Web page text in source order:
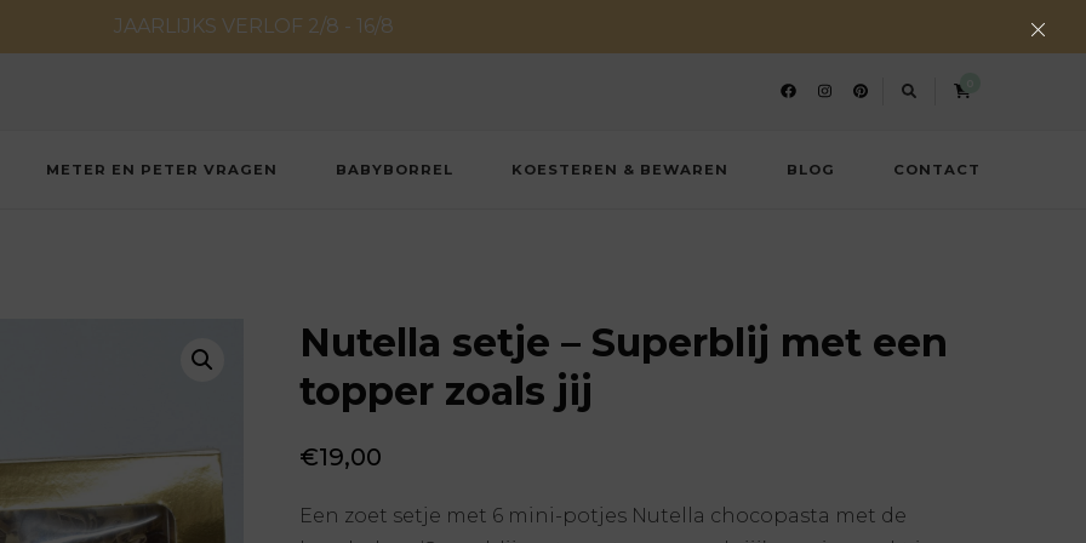
JAARLIJKS VERLOF 2/8 - 16/8
METER EN PETER VRAGEN BABYBORREL KOESTEREN & BEWAREN BLOG CONTACT
Nutella setje – Superblij met een
topper zoals jij
€19,00
Een zoet setje met 6 mini-potjes Nutella chocopasta met de